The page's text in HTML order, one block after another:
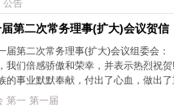
公告
第二次常务理事(扩大)会议贺信
届第二次常务理事(扩大)会议组委
我们倍感骄傲和荣幸，并表示热烈
的事业默默奉献，付出了心血，做出
第一 第一届